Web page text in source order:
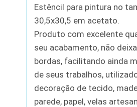
Estêncil para pintura no
30,5x30,5 em acetato.
Produto com excelente
seu acabamento, não
bordas, facilitando ainda
de seus trabalhos,
decoração de tecido,
parede, papel, velas